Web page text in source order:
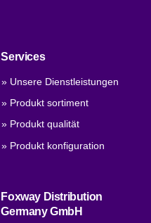
Services
» Unsere Dienstleistungen
» Produkt sortiment
» Produkt qualität
» Produkt konfiguration
Foxway Distribution
Germany GmbH